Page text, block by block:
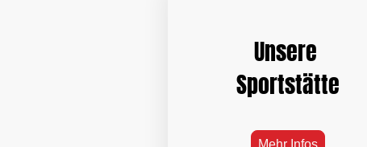
Unsere
Sportstätte
Mehr Infos